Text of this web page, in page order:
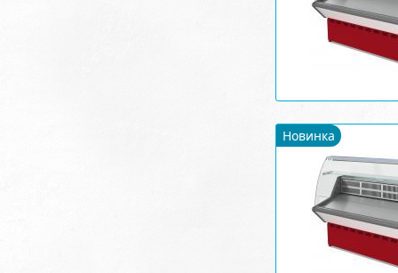
Новинка